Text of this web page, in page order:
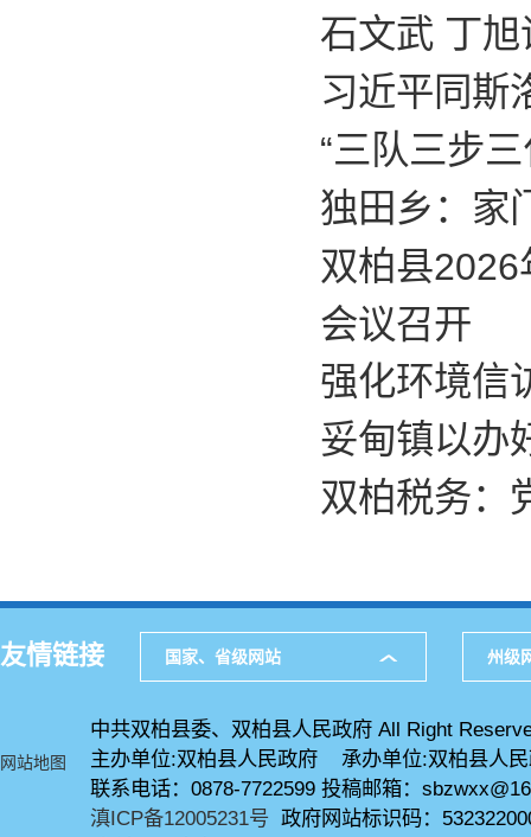
石文武 丁
习近平同斯
“三队三步
独田乡：家
双柏县2026
会议召开
强化环境信
妥甸镇以办
双柏税务：
友情链接 国家、省级网站 州级
网站地图
中共双柏县委、双柏县人民政府 All Right
主办单位:双柏县人民政府 承办单位:双柏县人
联系电话：0878-7722599 投稿邮箱：
滇ICP备12005231号 政府网站标识码：